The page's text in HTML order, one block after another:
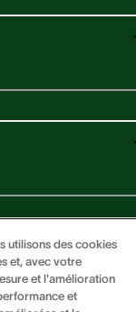
utilisons des cookies
et, avec votre
et l'amélioration
et